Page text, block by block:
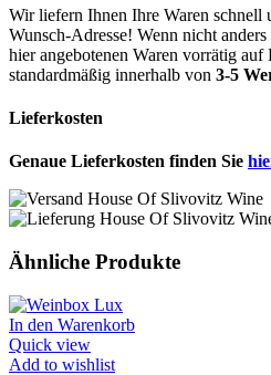
Wir liefern Ihnen Ihre Waren schnell
Wunsch-Adresse! Wenn nicht
hier angebotenen Waren vorrätig auf
standardmäßig innerhalb von 3-5
Lieferkosten
Genaue Lieferkosten finden Sie
Ähnliche Produkte
In den Warenkorb
Quick view
Add to wishlist